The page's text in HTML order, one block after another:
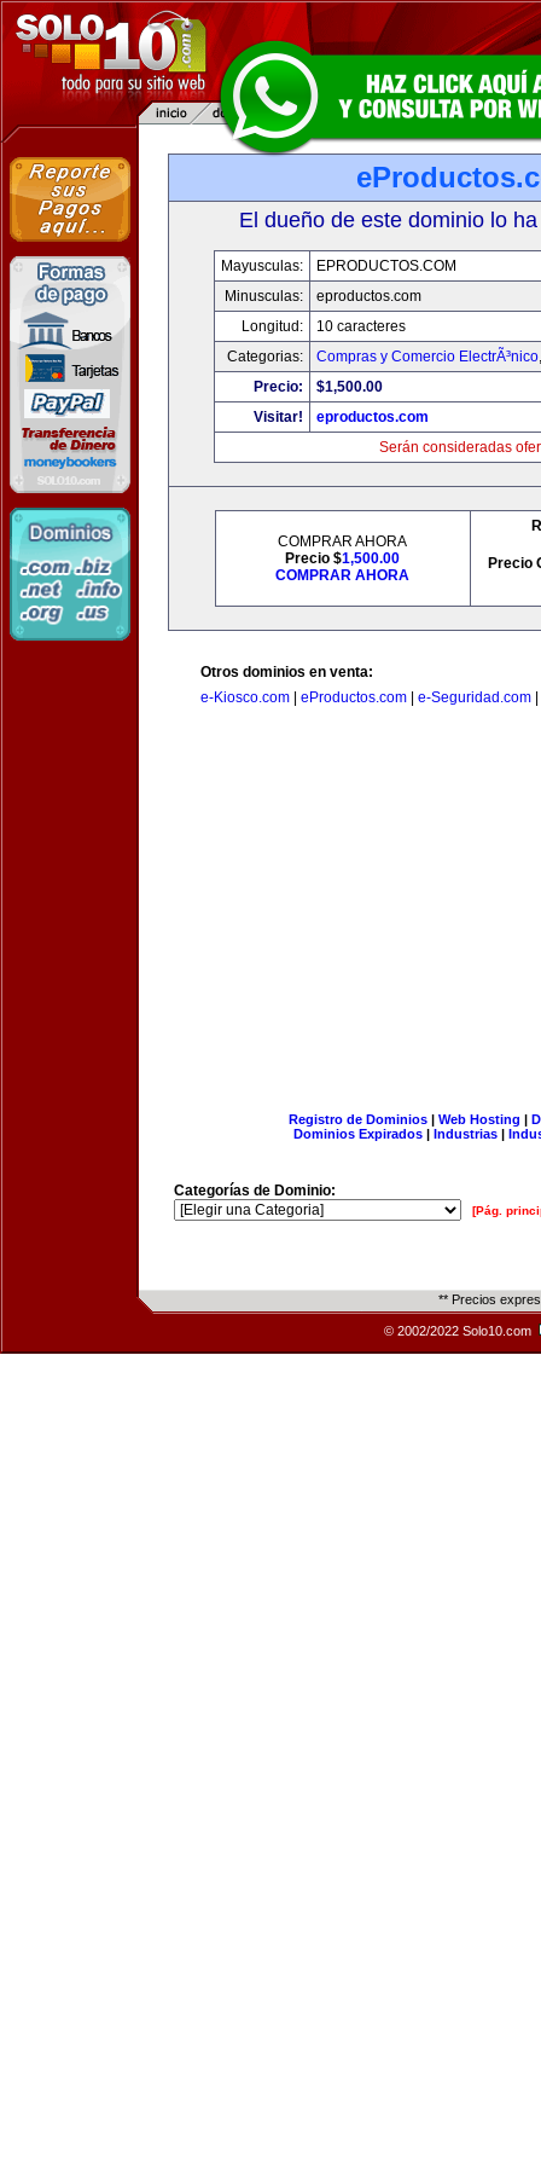
El dueño de este dominio lo
Mayusculas:
EPRODUCTOS.COM
Minusculas:
eproductos.com
Longitud:
10 caracteres
Categorias:
Compras y Comercio ElectrÃ³nico
Precio:
$1,500.00
Visitar!
eproductos.com
Serán consideradas
COMPRAR AHORA
Precio $1,500.00
COMPRAR AHORA
Precio
Otros dominios en venta:
e-Kiosco.com
eProductos.com e-Seguridad.com
Registro de Dominios| Web Hosting |
Dominios Expirados | Industrias |
Categorías de Dominio:
[Pág.
** Precios
© 2002/2022 Solo10.com